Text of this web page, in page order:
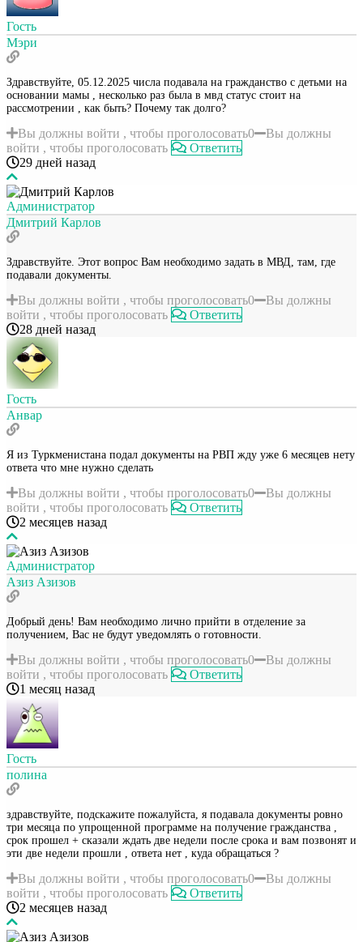
Гость
Мэри
Здравствуйте, 05.12.2025 числа подавала на гражданство с детьми на
основании мамы , несколько раз была в мвд статус стоит на
рассмотрении , как быть? Почему так долго?
Вы должны войти , чтобы проголосовать0
Вы должны
войти , чтобы проголосовать
Ответить
29 дней назад
Администратор
Дмитрий Карлов
Здравствуйте. Этот вопрос Вам необходимо задать в МВД, там, где
подавали документы.
Вы должны войти , чтобы проголосовать0
Вы должны
войти , чтобы проголосовать
Ответить
28 дней назад
Гость
Анвар
Я из Туркменистана подал документы на РВП жду уже 6 месяцев нету
ответа что мне нужно сделать
Вы должны войти , чтобы проголосовать0
Вы должны
войти , чтобы проголосовать
Ответить
2 месяцев назад
Администратор
Азиз Азизов
Добрый день! Вам необходимо лично прийти в отделение за
получением, Вас не будут уведомлять о готовности.
Вы должны войти , чтобы проголосовать0
Вы должны
войти , чтобы проголосовать
Ответить
1 месяц назад
Гость
полина
здравствуйте, подскажите пожалуйста, я подавала документы ровно
три месяца по упрощенной программе на получение гражданства ,
срок прошел + сказали ждать две недели после срока и вам позвонят и
эти две недели прошли , ответа нет , куда обращаться ?
Вы должны войти , чтобы проголосовать0
Вы должны
войти , чтобы проголосовать
Ответить
2 месяцев назад